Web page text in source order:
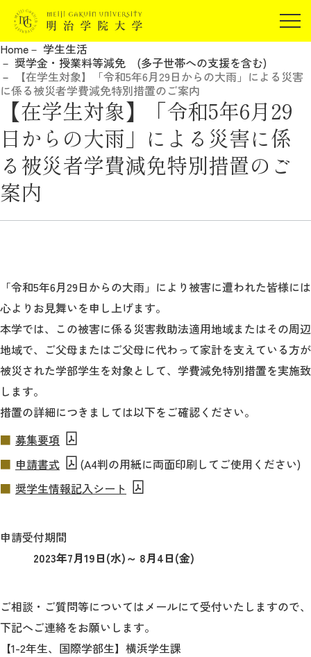
在学生の方
卒業生の方
保証人の方
企業・研究者の方
地域・一般の方
報道関係の方
JP
受験生の方
在学生の方
卒業生の方
明治学院大学について
教育
研究
学生生活
留学・国際交流
キャリア
ボランティア
Home
学生生活
奨学金・授業料等減免 (多子世帯への支援を含む)
【在学生対象】「令和5年6月29日からの大雨」による災害
に係る被災者学費減免特別措置のご案内
【在学生対象】「令和5年6月29
日からの大雨」による災害に係
る被災者学費減免特別措置のご
案内
「令和5年6月29日からの大雨」により被害に遭われた皆様には
心よりお見舞いを申し上げます。
本学では、この被害に係る災害救助法適用地域またはその周辺
地域で、ご父母またはご父母に代わって家計を支えている方が
被災された学部学生を対象として、学費減免特別措置を実施致
します。
措置の詳細につきましては以下をご確認ください。
募集要項
申請書式
(A4判の用紙に両面印刷してご使用ください)
奨学生情報記入シート
申請受付期間
2023年7月19日(水)～ 8月4日(金)
ご相談・ご質問等についてはメールにて受付いたしますので、
下記へご連絡をお願いします。
【1-2年生、国際学部生】横浜学生課